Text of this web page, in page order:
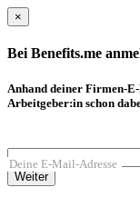
×
Bei Benefits.me
Anhand deiner Firmen-
Arbeitgeber:in schon
Deine E-Mail-Adresse
Weiter